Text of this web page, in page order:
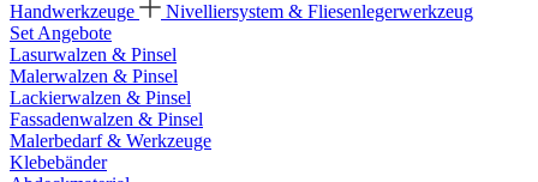
Handwerkzeuge
Nivelliersystem & Fliesenlegerwerkzeug
Set Angebote
Lasurwalzen & Pinsel
Malerwalzen & Pinsel
Lackierwalzen & Pinsel
Fassadenwalzen & Pinsel
Malerbedarf & Werkzeuge
Klebebänder